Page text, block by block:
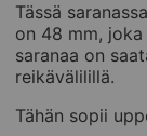
Tässä
on 48 mm, joka
saranaa on
reikävälilillä.
Tähän sopii